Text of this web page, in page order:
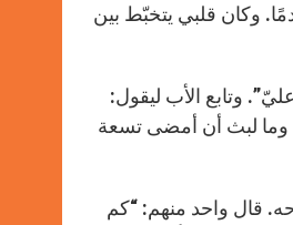
وكان قلبي يتخبّط بين
وتابع الأب ليقول:
وما لبث أن أمضى تسعة
قال واحد منهم: “كم